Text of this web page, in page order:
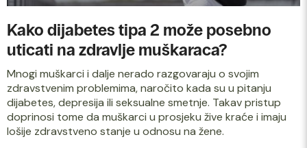
Kako dijabetes tipa 2 može posebno
uticati na zdravlje muškaraca?
Mnogi muškarci i dalje nerado razgovaraju o svojim
zdravstvenim problemima, naročito kada su u pitanju
dijabetes, depresija ili seksualne smetnje. Takav pristup
doprinosi tome da muškarci u prosjeku žive kraće i imaju
lošije zdravstveno stanje u odnosu na žene.